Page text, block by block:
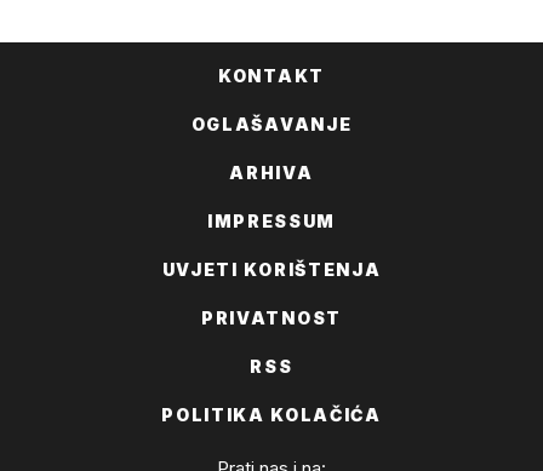
KONTAKT
OGLAŠAVANJE
ARHIVA
IMPRESSUM
UVJETI KORIŠTENJA
PRIVATNOST
RSS
POLITIKA KOLAČIĆA